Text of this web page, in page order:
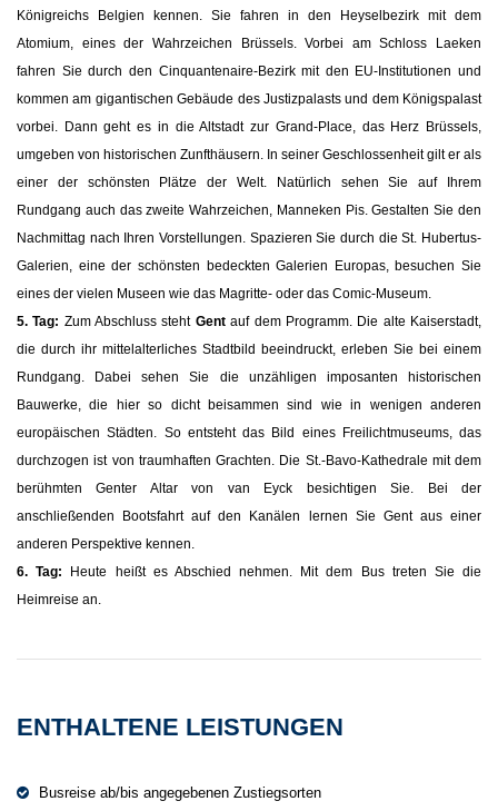
Königreichs Belgien kennen. Sie fahren in den Heyselbezirk mit dem
Atomium, eines der Wahrzeichen Brüssels. Vorbei am Schloss Laeken
fahren Sie durch den Cinquantenaire-Bezirk mit den EU-Institutionen und
kommen am gigantischen Gebäude des Justizpalasts und dem Königspalast
vorbei. Dann geht es in die Altstadt zur Grand-Place, das Herz Brüssels,
umgeben von historischen Zunfthäusern. In seiner Geschlossenheit gilt er als
einer der schönsten Plätze der Welt. Natürlich sehen Sie auf Ihrem
Rundgang auch das zweite Wahrzeichen, Manneken Pis. Gestalten Sie den
Nachmittag nach Ihren Vorstellungen. Spazieren Sie durch die St. Hubertus-
Galerien, eine der schönsten bedeckten Galerien Europas, besuchen Sie
eines der vielen Museen wie das Magritte- oder das Comic-Museum.
5. Tag: Zum Abschluss steht Gentauf dem Programm. Die alte Kaiserstadt,
die durch ihr mittelalterliches Stadtbild beeindruckt, erleben Sie bei einem
Rundgang. Dabei sehen Sie die unzähligen imposanten historischen
Bauwerke, die hier so dicht beisammen sind wie in wenigen anderen
europäischen Städten. So entsteht das Bild eines Freilichtmuseums, das
durchzogen ist von traumhaften Grachten. Die St.-Bavo-Kathedrale mit dem
berühmten Genter Altar von van Eyck besichtigen Sie. Bei der
anschließenden Bootsfahrt auf den Kanälen lernen Sie Gent aus einer
anderen Perspektive kennen.
6. Tag:
Heute heißt es Abschied nehmen. Mit dem Bus treten Sie die
Heimreise an.
ENTHALTENE LEISTUNGEN
Busreise ab/bis angegebenen Zustiegsorten